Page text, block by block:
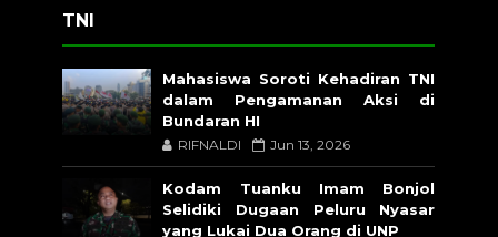
TNI
Mahasiswa Soroti Kehadiran TNI
dalam Pengamanan Aksi di
Bundaran HI
RIFNALDI Jun 13, 2026
Kodam Tuanku Imam Bonjol
Selidiki Dugaan Peluru Nyasar
yang Lukai Dua Orang di UNP